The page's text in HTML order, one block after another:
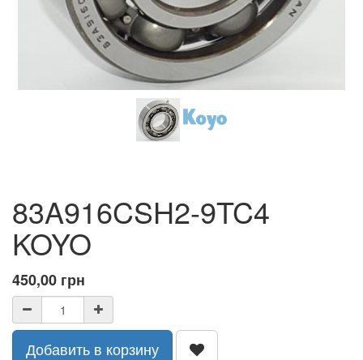
83A916CSH2-9TC4
KOYO
450,00 грн
Добавить в корзину